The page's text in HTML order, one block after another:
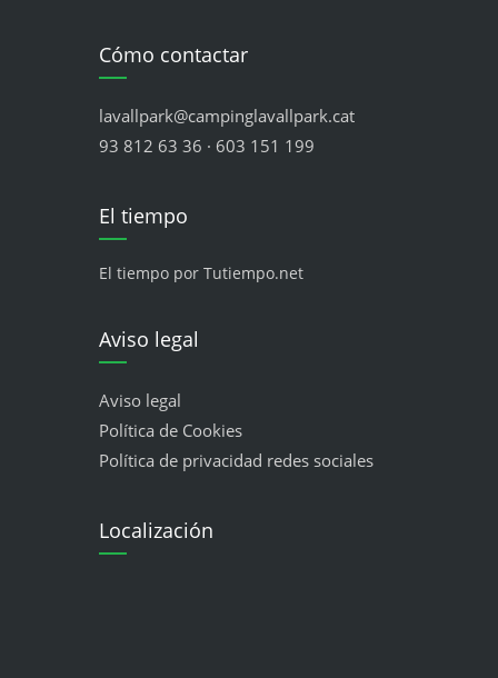
Cómo contactar
lavallpark@campinglavallpark.cat
93 812 63 36 · 603 151 199
El tiempo
El tiempo por Tutiempo.net
Aviso legal
Aviso legal
Política de Cookies
Política de privacidad redes sociales
Localización